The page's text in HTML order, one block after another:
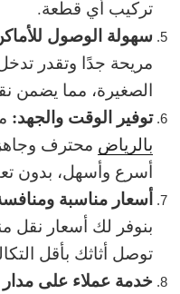
تركيب أي قطعة.
سهولة الوصول
مريحة جدًا وتقدر
الصغيرة، مما يضمن
توفير الوقت والجهد:
بالرياض محترف
أسرع وأسهل، بدون
أسعار مناسبة
بنوفر لك أسعار نقل
توصل أثاثك بأقل
خدمة عملاء على